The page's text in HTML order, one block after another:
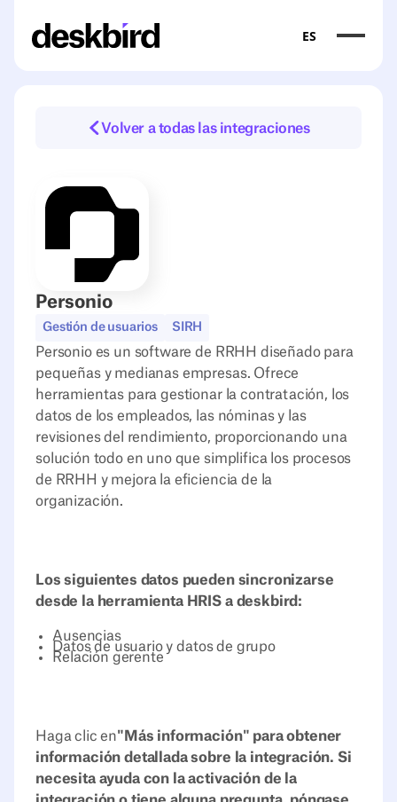
ES
Volver a todas las integraciones
Personio
Gestión de usuarios SIRH
Personio es un software de RRHH diseñado para
pequeñas y medianas empresas. Ofrece
herramientas para gestionar la contratación, los
datos de los empleados, las nóminas y las
revisiones del rendimiento, proporcionando una
solución todo en uno que simplifica los procesos
de RRHH y mejora la eficiencia de la
organización.
Los siguientes datos pueden sincronizarse
desde la herramienta HRIS a deskbird:
Ausencias
Datos de usuario y datos de grupo
Relación gerente
Haga clic en"Más información" para obtener
información detallada sobre la integración. Si
necesita ayuda con la activación de la